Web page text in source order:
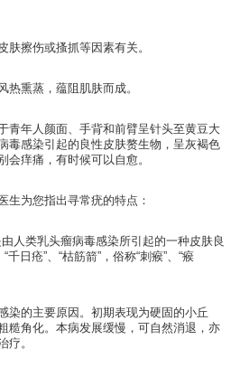
擦伤或搔抓等因素有关。
熏蒸，蕴阻肌肤而成。
年人颜面、手背和前臂呈针头至黄豆大
毒感染引起的良性皮肤赘生物，呈灰褐色
会痒痛，有时候可以自愈。
为您指出寻常疣的特点：
类乳头瘤病毒感染所引起的一种皮肤良
日疮”、“枯筋箭”，俗称“刺瘊”、“瘊
的主要原因。初期表现为硬固的小丘
糙角化。本病发展缓慢，可自然消退，亦
疗。